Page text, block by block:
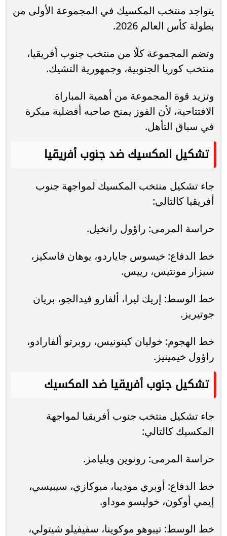
يتواجد منتخب المكسيك في المجموعة الأولى من
بطولة كأس العالم 2026.
وتضم المجموعة كلًا من منتخب جنوب أفريقيا،
منتخب كوريا الجنوبية، وجمهورية التشيك.
وتزيد قوة المجموعة من أهمية المباراة
الافتتاحية، لأن الفوز يمنح صاحبه أفضلية مبكرة
في سباق التأهل.
تشكيل المكسيك ضد جنوب أفريقيا
جاء تشكيل منتخب المكسيك لمواجهة جنوب
أفريقيا كالتالي:
حراسة المرمى: راؤول رانخيل.
خط الدفاع: خيسوس جاياردو، يوهان فاسكيز،
سيزار مونتيس، رييس.
خط الوسط: إريك ليرا، ألفارو فيدالجو، بريان
جوتيريز.
خط الهجوم: خوليان كينونيس، روبرتو ألفارادو،
راؤول خيمينيز.
تشكيل جنوب أفريقيا ضد المكسيك
جاء تشكيل منتخب جنوب أفريقيا لمواجهة
المكسيك كالتالي:
حراسة المرمى: رونوين ويليامز.
خط الدفاع: أوبري موديبا، مبوكازي، سيبيسي،
إيمي أوكون، خوليسو موداو.
خط الوسط: تيبوهو موكوينا، سفيفيلو شيتولي،